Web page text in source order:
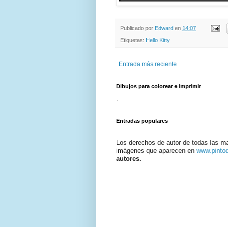
Publicado por Edward en 14:07
Etiquetas: Hello Kitty
Entrada más reciente
Dibujos para colorear e imprimir
.
Entradas populares
Los derechos de autor de todas las
imágenes que aparecen en
autores.